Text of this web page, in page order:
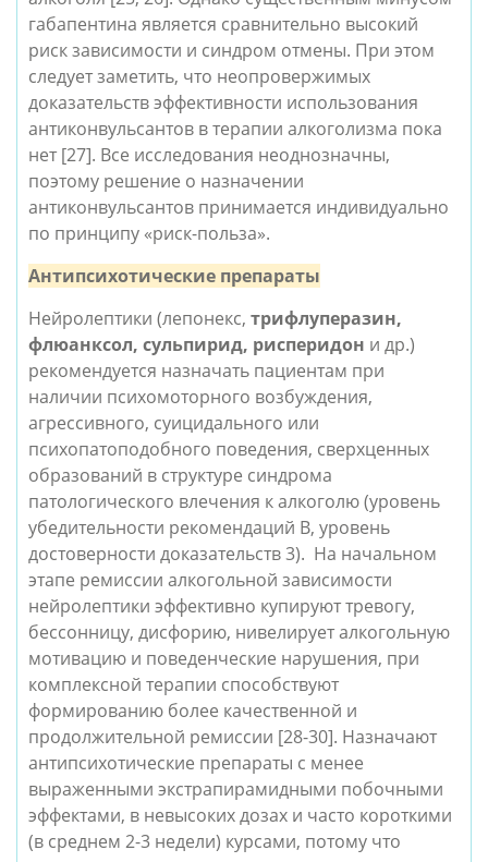
габапентина является сравнительно высокий
риск зависимости и синдром отмены. При этом
следует заметить, что неопровержимых
доказательств эффективности использования
антиконвульсантов в терапии алкоголизма пока
нет [27]. Все исследования неоднозначны,
поэтому решение о назначении
антиконвульсантов принимается индивидуально
по принципу «риск-польза».
Антипсихотические препараты
Нейролептики (лепонекс, трифлуперазин,
флюанксол, сульпирид, рисперидон и др.)
рекомендуется назначать пациентам при
наличии психомоторного возбуждения,
агрессивного, суицидального или
психопатоподобного поведения, сверхценных
образований в структуре синдрома
патологического влечения к алкоголю (уровень
убедительности рекомендаций В, уровень
достоверности доказательств 3).  На начальном
этапе ремиссии алкогольной зависимости
нейролептики эффективно купируют тревогу,
бессонницу, дисфорию, нивелирует алкогольную
мотивацию и поведенческие нарушения, при
комплексной терапии способствуют
формированию более качественной и
продолжительной ремиссии [28-30]. Назначают
антипсихотические препараты с менее
выраженными экстрапирамидными побочными
эффектами, в невысоких дозах и часто короткими
(в среднем 2-3 недели) курсами, потому что